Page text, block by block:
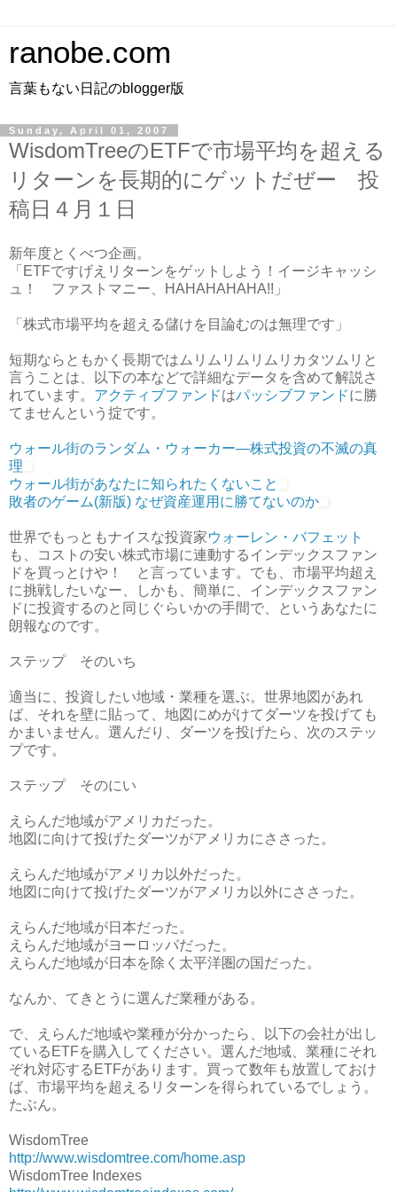
ranobe.com
言葉もない日記のblogger版
Sunday, April 01, 2007
WisdomTreeのETFで市場平均を超える
リターンを長期的にゲットだぜー 投
稿日４月１日
新年度とくべつ企画。
「ETFですげえリターンをゲットしよう！イージキャッシ
ュ！ ファストマニー、HAHAHAHAHA!!」
「株式市場平均を超える儲けを目論むのは無理です」
短期ならともかく長期ではムリムリムリムリカタツムリと
言うことは、以下の本などで詳細なデータを含めて解説さ
れています。 アクティブファンドはパッシブファンドに勝
てませんという掟です。
ウォール街のランダム・ウォーカー―株式投資の不滅の真
理
ウォール街があなたに知られたくないこと
敗者のゲーム(新版) なぜ資産運用に勝てないのか
世界でもっともナイスな投資家ウォーレン・バフェット
も、コストの安い株式市場に連動するインデックスファン
ドを買っとけや！ と言っています。でも、市場平均超え
に挑戦したいなー、しかも、簡単に、インデックスファン
ドに投資するのと同じぐらいかの手間で、というあなたに
朗報なのです。
ステップ そのいち
適当に、投資したい地域・業種を選ぶ。世界地図があれ
ば、それを壁に貼って、地図にめがけてダーツを投げても
かまいません。選んだり、ダーツを投げたら、次のステッ
プです。
ステップ そのにい
えらんだ地域がアメリカだった。
地図に向けて投げたダーツがアメリカにささった。
えらんだ地域がアメリカ以外だった。
地図に向けて投げたダーツがアメリカ以外にささった。
えらんだ地域が日本だった。
えらんだ地域がヨーロッパだった。
えらんだ地域が日本を除く太平洋圏の国だった。
なんか、てきとうに選んだ業種がある。
で、えらんだ地域や業種が分かったら、以下の会社が出し
ているETFを購入してください。選んだ地域、業種にそれ
ぞれ対応するETFがあります。買って数年も放置しておけ
ば、市場平均を超えるリターンを得られているでしょう。
たぶん。
WisdomTree
http://www.wisdomtree.com/home.asp
WisdomTree Indexes